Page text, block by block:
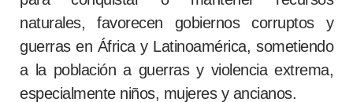
naturales, favorecen gobiernos corruptos y
guerras en África y Latinoamérica, sometiendo
a la población a guerras y violencia extrema,
especialmente niños, mujeres y ancianos.